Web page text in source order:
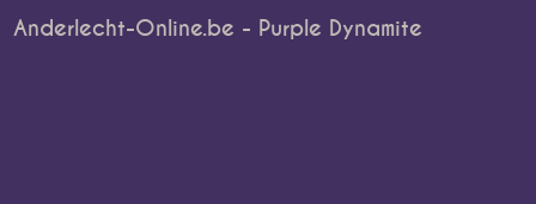
Anderlecht-Online.be - Purple Dynamite